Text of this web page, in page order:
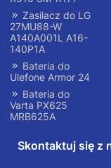
Zasilacz do LG
27MU88-W
A140A001L A16-
140P1A
Bateria do
Ulefone Armor 24
Bateria do
Varta PX625
MRB625A
Skontaktuj się z